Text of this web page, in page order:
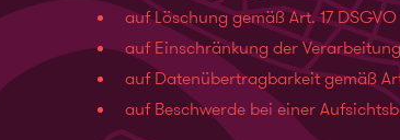
auf Löschung gemäß Art. 17 DSGVO
auf Einschränkung der
auf Datenübertragbarkeit gemäß
auf Beschwerde bei einer